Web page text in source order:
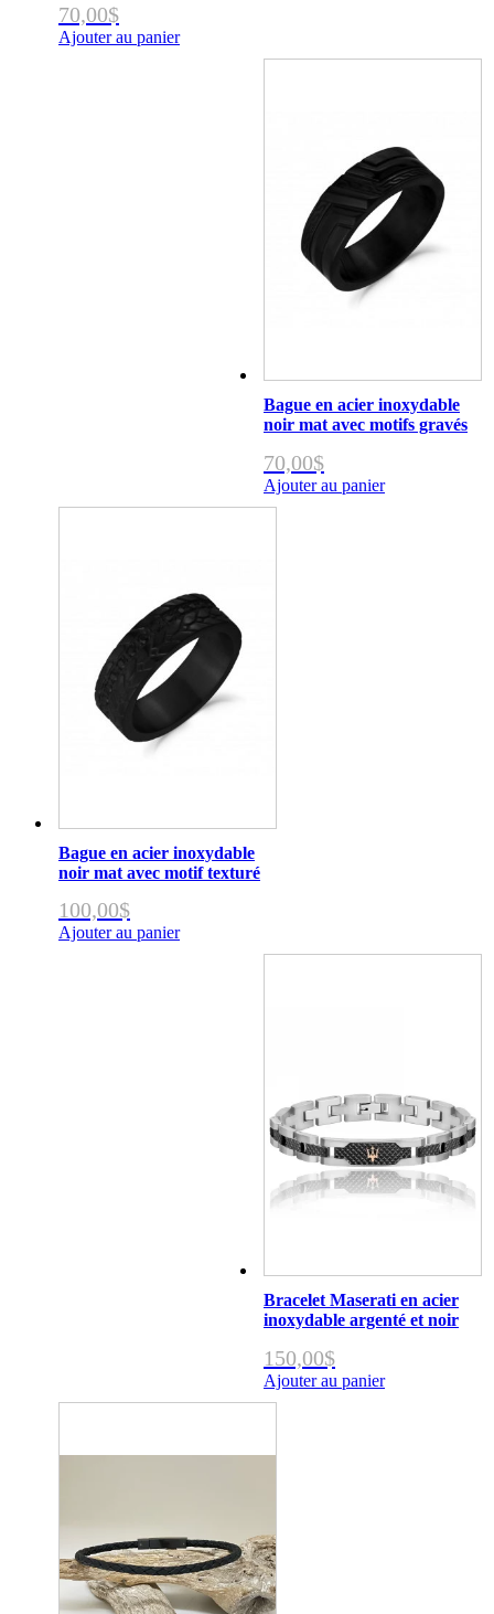
70,00$
Ajouter au panier
Bague en acier inoxydable
noir mat avec motifs gravés
70,00$
Ajouter au panier
Bague en acier inoxydable
noir mat avec motif texturé
100,00$
Ajouter au panier
Bracelet Maserati en acier
inoxydable argenté et noir
150,00$
Ajouter au panier